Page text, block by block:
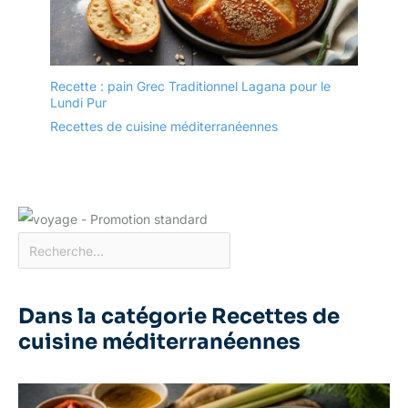
Recette : pain Grec Traditionnel Lagana pour le
Lundi Pur
Recettes de cuisine méditerranéennes
Dans la catégorie Recettes de
cuisine méditerranéennes